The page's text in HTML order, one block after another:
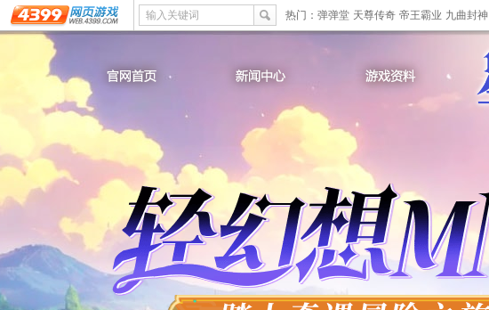
输入关键词 热门： 弹弹堂 天尊传奇 帝王霸业 九曲封神